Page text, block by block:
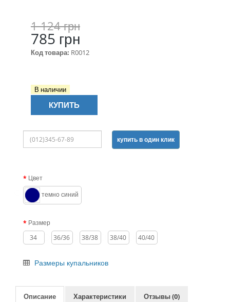
1 124 грн
785 грн
Код товара: R0012
В наличии
КУПИТЬ
купить в один клик
Цвет
темно синий
Размер
34
36/36 38/38 38/40 40/40
Размеры купальников
Описание Характеристики Отзывы (0)